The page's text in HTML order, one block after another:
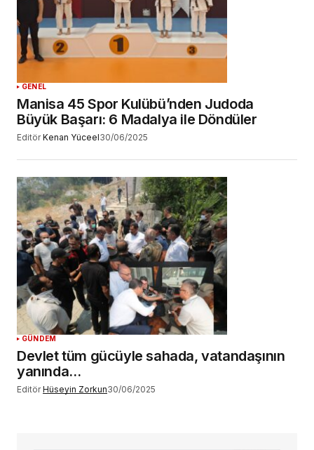
GENEL
Manisa 45 Spor Kulübü’nden Judoda
Büyük Başarı: 6 Madalya ile Döndüler
Editör Kenan Yüceel30/06/2025
GÜNDEM
Devlet tüm gücüyle sahada, vatandaşının
yanında…
Editör Hüseyin Zorkun30/06/2025